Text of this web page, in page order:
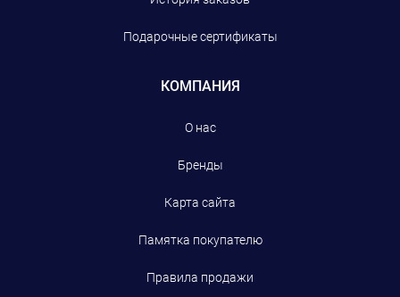
Подарочные сертификаты
КОМПАНИЯ
О нас
Бренды
Карта сайта
Памятка покупателю
Правила продажи